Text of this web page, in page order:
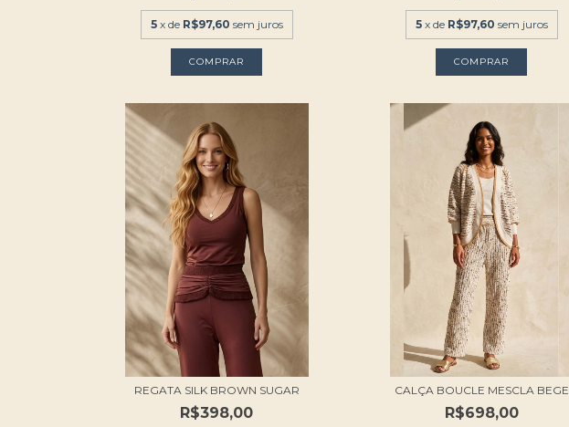
5 x de R$97,60 sem juros
COMPRAR
5 x de R$97,60 sem juros
COMPRAR
REGATA SILK BROWN SUGAR
R$398,00
CALÇA BOUCLE MESCLA BEGE
R$698,00